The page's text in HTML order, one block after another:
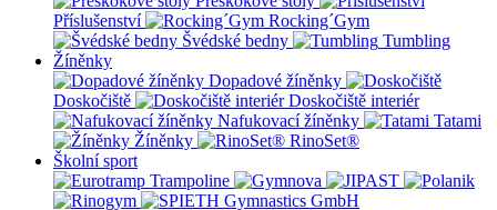
Příslušenství
Rocking´Gym
Švédské bedny
Tumbling
Žíněnky
Dopadové žíněnky
Doskočiště
Doskočiště interiér
Nafukovací žíněnky
Tatami
Žíněnky
RinoSet®
Školní sport